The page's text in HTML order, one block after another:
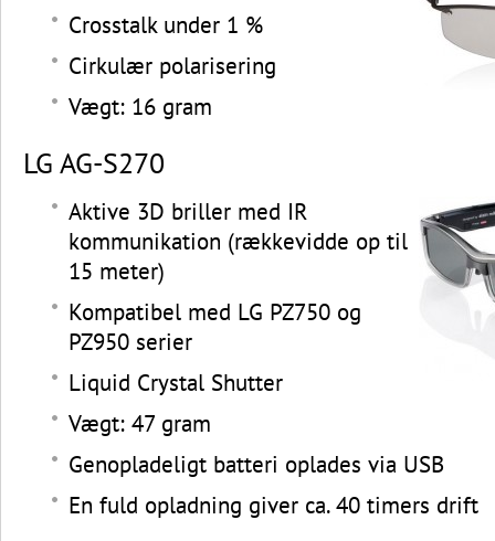
Crosstalk under 1 %
Cirkulær polarisering
Vægt: 16 gram
LG AG-S270
Aktive 3D briller med IR
kommunikation (rækkevidde op til
15 meter)
Kompatibel med LG PZ750 og
PZ950 serier
Liquid Crystal Shutter
Vægt: 47 gram
Genopladeligt batteri oplades via USB
En fuld opladning giver ca. 40 timers drift